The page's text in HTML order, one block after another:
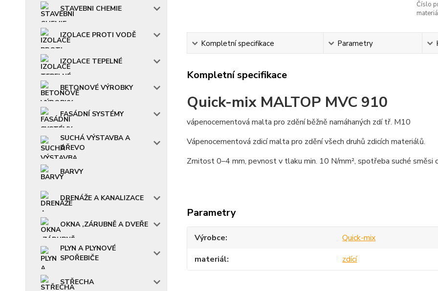
STAVEBNI CHEMIE
IZOLACE PROTI VODĚ
IZOLACE TEPELNÉ
BETONOVÉ VÝROBKY
FASÁDNÍ SYSTÉMY
SUCHÁ VÝSTAVBA A
DŘEVO
BARVY
DRENÁŽE A KANALIZACE
OKNA ,ZÁRUBNĚ A DVEŘE
PLYN A PLYNOVÉ
SPOŘEBIČE
STŘECHA
Číslo
Kompletní specifikace Parametry
Kompletní specifikace
Quick-mix MALTOP MVC 910
vápenocementová malta pro zdění běžně namáhaných zdí tř. M10
Vápenocementová zdicí malta pro zdění všech druhů zdicích materiálů.
Zrnitost 0–4 mm, pevnost v tlaku min. 10 N/mm², spotřeba suché směsi
Parametry
Výrobce
Quick-mix
materiál
zdící